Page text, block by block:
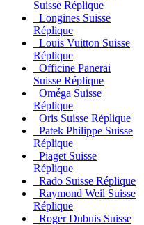
Suisse Réplique
Longines Suisse
Réplique
Louis Vuitton Suisse
Réplique
Officine Panerai
Suisse Réplique
Oméga Suisse
Réplique
Oris Suisse Réplique
Patek Philippe Suisse
Réplique
Piaget Suisse
Réplique
Rado Suisse Réplique
Raymond Weil Suisse
Réplique
Roger Dubuis Suisse